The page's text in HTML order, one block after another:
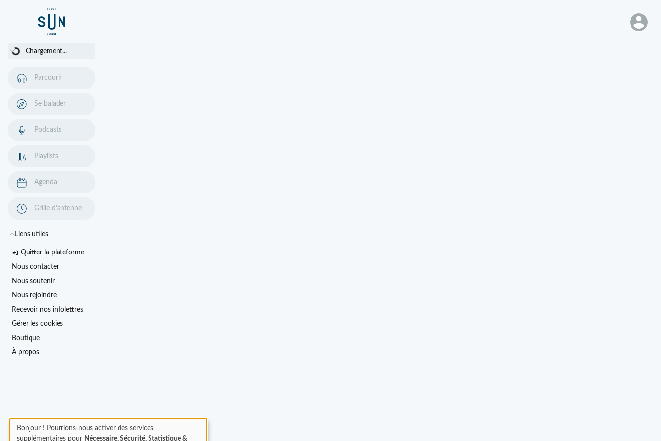
Chargement... Chargement...
Parcourir
Se balader
Podcasts
Playlists
Agenda
Grille d'antenne
Liens utiles
Quitter la plateforme
Nous contacter
Nous soutenir
Nous rejoindre
Recevoir nos infolettres
Gérer les cookies
Boutique
À propos
Bonjour ! Pourrions-nous activer des services
supplémentaires pour Nécessaire, Sécurité, Statistique &